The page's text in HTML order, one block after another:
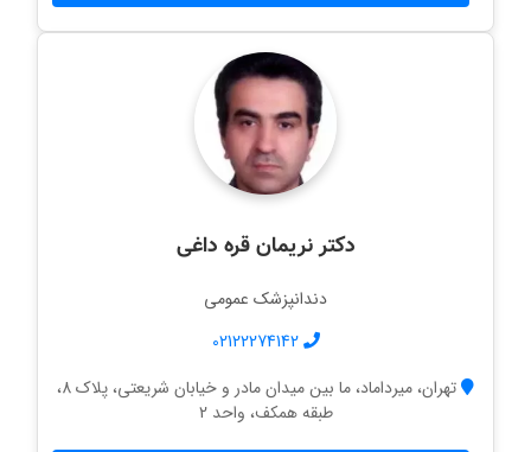
دکتر نریمان قره داغی
دندانپزشک عمومی
02122274142
تهران، میرداماد، ما بین میدان مادر و خیابان شریعتی، پلاک 8،
طبقه همکف، واحد 2